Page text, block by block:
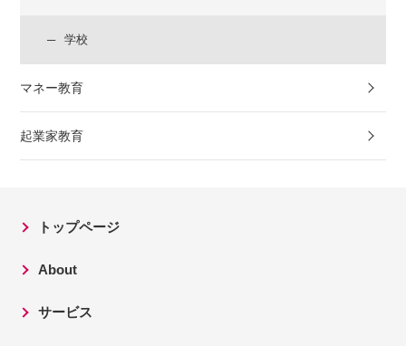
学校
マネー教育
起業家教育
トップページ
About
サービス